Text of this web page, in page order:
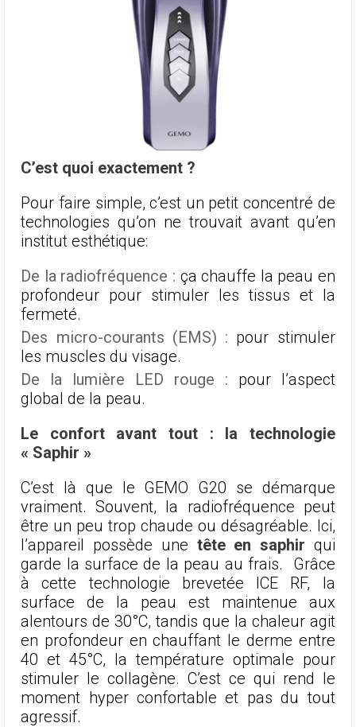
C’est quoi exactement ?
Pour faire simple, c’est un petit concentré de
technologies qu’on ne trouvait avant qu’en
institut esthétique:
De la radiofréquence : ça chauffe la peau en
profondeur pour stimuler les tissus et la
fermeté.
Des micro-courants (EMS) : pour stimuler
les muscles du visage.
De la lumière LED rouge : pour l’aspect
global de la peau.
Le confort avant tout : la technologie
« Saphir »
C’est là que le GEMO G20 se démarque
vraiment. Souvent, la radiofréquence peut
être un peu trop chaude ou désagréable. Ici,
l’appareil possède une tête en saphir qui
garde la surface de la peau au frais. Grâce
à cette technologie brevetée ICE RF, la
surface de la peau est maintenue aux
alentours de 30°C, tandis que la chaleur agit
en profondeur en chauffant le derme entre
40 et 45°C, la température optimale pour
stimuler le collagène. C’est ce qui rend le
moment hyper confortable et pas du tout
agressif.